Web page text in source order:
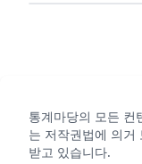
통계마당의 모든 컨
는 저작권법에 의거
받고 있습니다.